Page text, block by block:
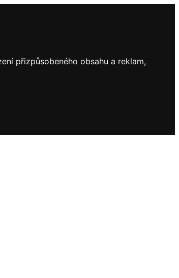
přizpůsobeného obsahu a reklam,